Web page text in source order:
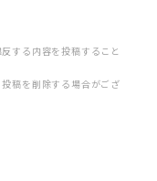
する内容を投稿すること
稿を削除する場合がござ